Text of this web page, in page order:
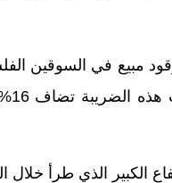
مبيع في السوقين
نسبة
الذي طرأ خلال